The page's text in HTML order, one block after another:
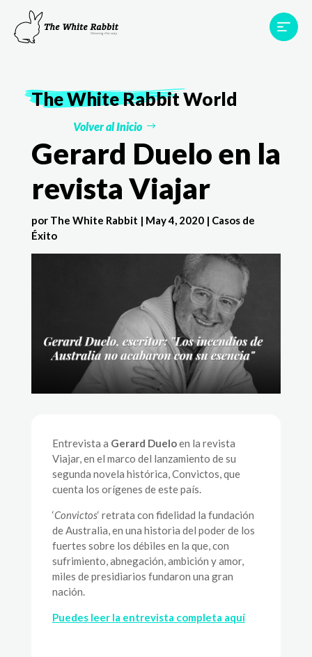
Proyectos
Testimonios
TWR World
The White RabbitWorld
Volver al Inicio
Gerard Duelo en la
revista Viajar
por The White Rabbit | May 4, 2020| Casos de
Éxito
Entrevista a Gerard Dueloen la revista
Viajar, en el marco del lanzamiento de su
segunda novela histórica, Convictos, que
cuenta los orígenes de este país.
‘Convictos‘ retrata con fidelidad la fundación
de Australia, en una historia del poder de los
fuertes sobre los débiles en la que, con
sufrimiento, abnegación, ambición y amor,
miles de presidiarios fundaron una gran
nación.
Puedes leer la entrevista completa aquí